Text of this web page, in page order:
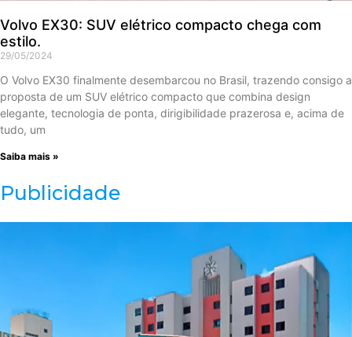
Volvo EX30: SUV elétrico compacto chega com
estilo.
29/05/2024
O Volvo EX30 finalmente desembarcou no Brasil, trazendo consigo a
proposta de um SUV elétrico compacto que combina design
elegante, tecnologia de ponta, dirigibilidade prazerosa e, acima de
tudo, um
Saiba mais »
Publicidade